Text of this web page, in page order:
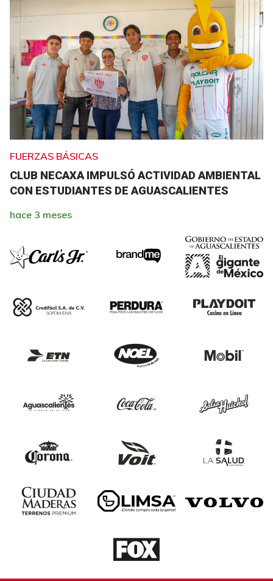
FUERZAS BÁSICAS
CLUB NECAXA IMPULSÓ ACTIVIDAD AMBIENTAL
CON ESTUDIANTES DE AGUASCALIENTES
hace 3 meses